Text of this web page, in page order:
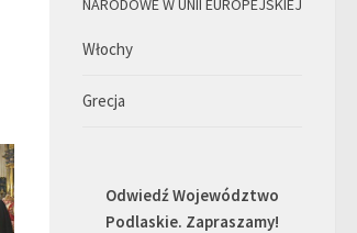
Włochy
Grecja
Odwiedź Województwo
Podlaskie. Zapraszamy!